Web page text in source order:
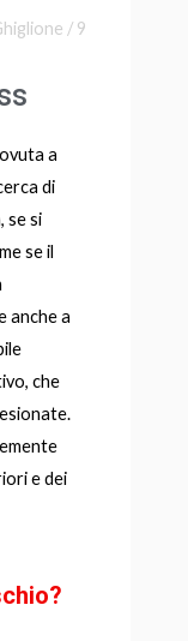
/ 9
a
di
se si
se il
anche a
che
e dei